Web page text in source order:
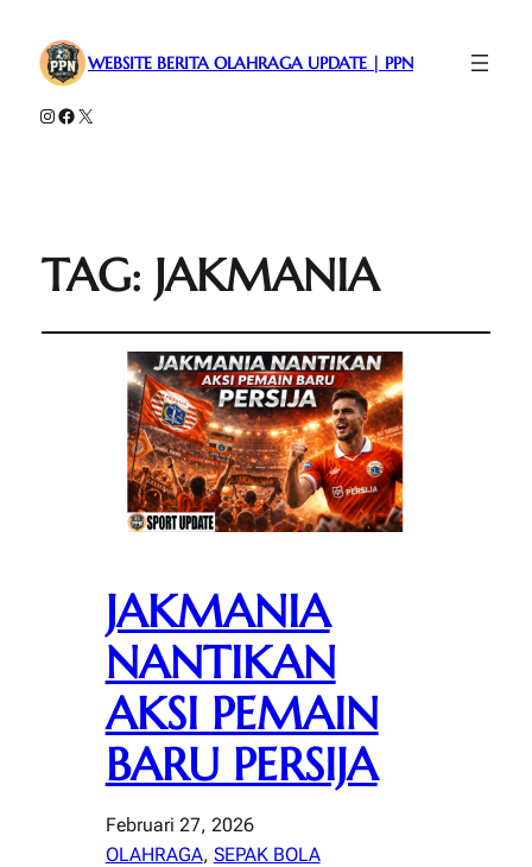
WEBSITE BERITA OLAHRAGA UPDATE | PPN
Instagram
Facebook
X
TAG: JAKMANIA
JAKMANIA
NANTIKAN
AKSI PEMAIN
BARU PERSIJA
Februari 27, 2026
OLAHRAGA, SEPAK BOLA